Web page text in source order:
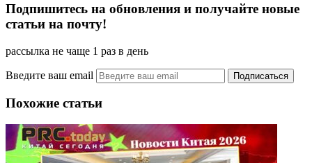
Подпишитесь на обновления и получайте новые
статьи на почту!
рассылка не чаще 1 раз в день
Введите ваш email
Похожие статьи